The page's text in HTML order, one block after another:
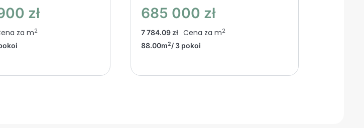
zł
za m2
685 000 zł
7 784.09 zł Cena za m2
88.00m2/ 3 pokoi